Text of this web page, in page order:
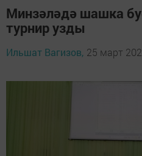
Минзәләдә шашка
турнир узды
Ильшат Вагизов, 25 март